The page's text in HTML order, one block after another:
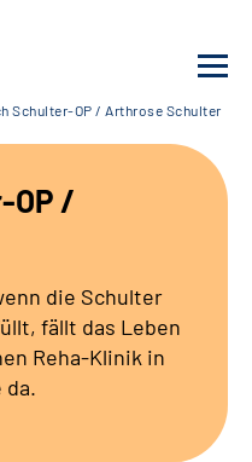
Schulter-OP / Arthrose Schulter
OP /
die Schulter
fällt das Leben
Reha-Klinik in
da.